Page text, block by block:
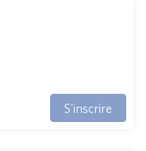
S'inscrire